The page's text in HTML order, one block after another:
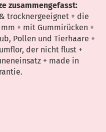
zusammengefasst:
trocknergeeignet + die
+ mit Gummirücken +
Pollen und Tierhaare +
der nicht flust +
+ made in